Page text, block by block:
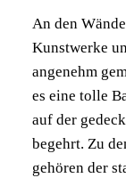
An den
Kunstwerke
angenehm
es eine tolle
auf der
begehrt. Zu
gehören der